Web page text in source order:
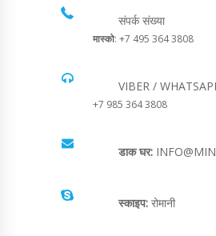
संपर्क संख्या
मास्को: +7 495 364 3808
VIBER /
+7 985 364 3808
डाक घर:
स्काइप: रोमानी